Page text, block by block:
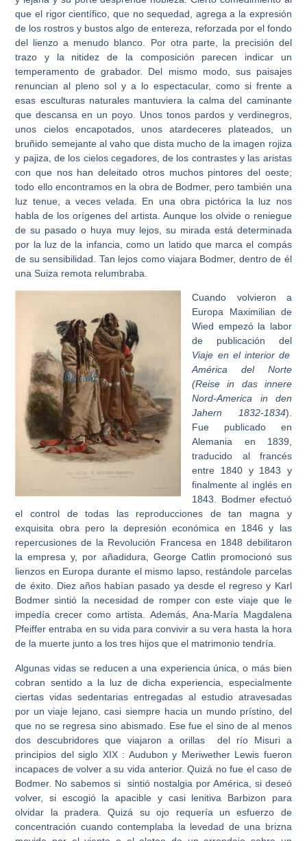
que el rigor científico, que no sequedad, agrega a la expresión
de los rostros y bustos algo de entereza, reforzada por el fondo
del lienzo a menudo blanco. Por otra parte, la precisión del
trazo y la nitidez de la composición parecen indicar un
temperamento de grabador. Del mismo modo, sus paisajes
renuncian al pleno sol y a lo espectacular, como si frente a
esas esculturas naturales mantuviera la calma del caminante
que descansa en un poyo. Unos tonos pardos y verdinegros,
unos cielos encapotados, unos atardeceres plateados, un
bruñido semejante al vaho que dista mucho de la imagen rojiza
y pajiza, de los cielos cegadores, de los contrastes y las aristas
con que nos han deleitado otros muchos pintores del oeste;
todo ello encontramos en la obra de Bodmer, pero también una
luz tenue, a veces velada. En una obra pictórica la luz nos
habla de los orígenes del artista. Aunque los olvide o reniegue
de su pasado o huya muy lejos, su mirada está determinada
por la luz de la infancia, como un latido que marca el compás
de su sensibilidad. Tan lejos como viajara Bodmer, dentro de él
una Suiza remota relumbraba.
Cuando volvieron a
Europa Maximilian de
Wied empezó la labor
de publicación del
Viaje en el interior de
América del Norte
(Reise in das innere
Nord-America in den
Jahern 1832-1834).
Fue publicado en
Alemania en 1839,
traducido al francés
entre 1840 y 1843 y
finalmente al inglés en
1843. Bodmer efectuó
el control de todas las reproducciones de tan magna y
exquisita obra pero la depresión económica en 1846 y las
repercusiones de la Revolución Francesa en 1848 debilitaron
la empresa y, por añadidura, George Catlin promocionó sus
lienzos en Europa durante el mismo lapso, restándole parcelas
de éxito. Diez años habían pasado ya desde el regreso y Karl
Bodmer sintió la necesidad de romper con este viaje que le
impedía crecer como artista. Además, Ana-María Magdalena
Pfeiffer entraba en su vida para convivir a su vera hasta la hora
de la muerte junto a los tres hijos que el matrimonio tendría.
Algunas vidas se reducen a una experiencia única, o más bien
cobran sentido a la luz de dicha experiencia, especialmente
ciertas vidas sedentarias entregadas al estudio atravesadas
por un viaje lejano, casi siempre hacia un mundo prístino, del
que no se regresa sino abismado. Ese fue el sino de al menos
dos descubridores que viajaron a orillas del río Misuri a
principios del siglo XIX : Audubon y Meriwether Lewis fueron
incapaces de volver a su vida anterior. Quizá no fue el caso de
Bodmer. No sabemos si sintió nostalgia por América, si deseó
volver, si escogió la apacible y casi lenitiva Barbizon para
olvidar la pradera. Quizá su ojo requería un esfuerzo de
concentración cuando contemplaba la levedad de una brizna